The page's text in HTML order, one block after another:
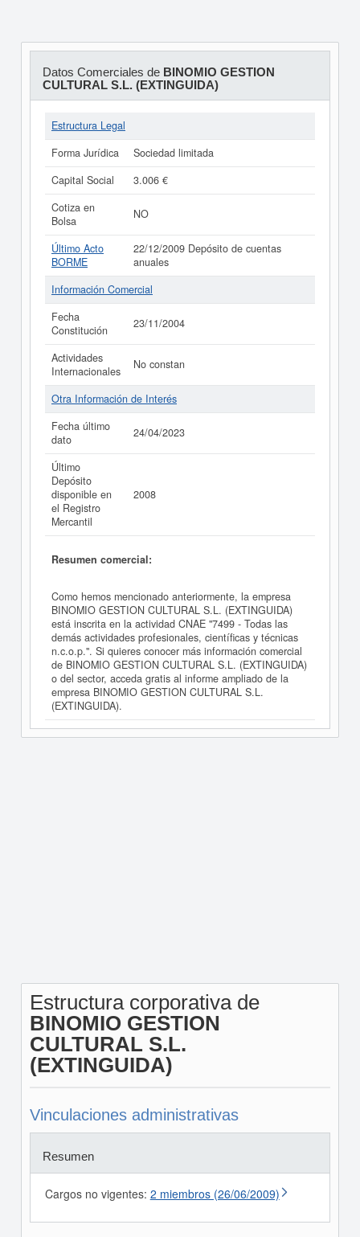
Datos Comerciales de BINOMIO GESTION
CULTURAL S.L. (EXTINGUIDA)
Estructura Legal
Forma Jurídica
Sociedad limitada
Capital Social
3.006 €
Cotiza en
Bolsa
NO
Último Acto
BORME
22/12/2009 Depósito de cuentas
anuales
Información Comercial
Fecha
Constitución
23/11/2004
Actividades
Internacionales
No constan
Otra Información de Interés
Fecha último
dato
24/04/2023
Último
Depósito
disponible en
el Registro
Mercantil
2008
Resumen comercial:
Como hemos mencionado anteriormente, la empresa
BINOMIO GESTION CULTURAL S.L. (EXTINGUIDA)
está inscrita en la actividad CNAE "7499 - Todas las
demás actividades profesionales, científicas y técnicas
n.c.o.p.". Si quieres conocer más información comercial
de BINOMIO GESTION CULTURAL S.L. (EXTINGUIDA)
o del sector, acceda gratis al informe ampliado de la
empresa BINOMIO GESTION CULTURAL S.L.
(EXTINGUIDA).
Estructura corporativa de
BINOMIO GESTION
CULTURAL S.L.
(EXTINGUIDA)
Vinculaciones administrativas
Resumen
Cargos no vigentes: 2 miembros (26/06/2009)